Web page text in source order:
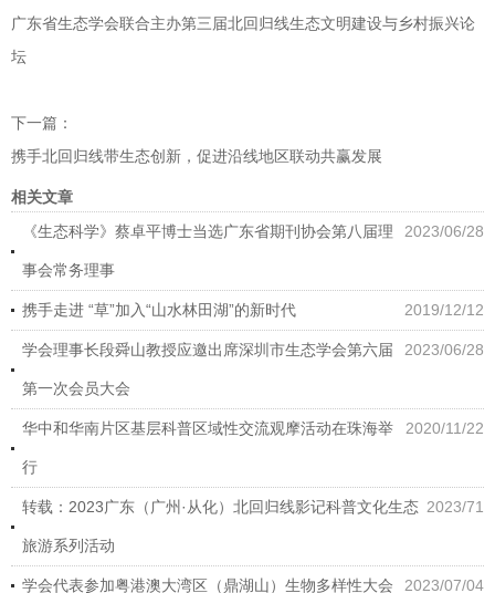
广东省生态学会联合主办第三届北回归线生态文明建设与乡村振兴论
坛
下一篇：
携手北回归线带生态创新，促进沿线地区联动共赢发展
相关文章
2023/06/28
《生态科学》蔡卓平博士当选广东省期刊协会第八届理
事会常务理事
2019/12/12
携手走进 “草”加入“山水林田湖”的新时代
2023/06/28
学会理事长段舜山教授应邀出席深圳市生态学会第六届
第一次会员大会
2020/11/22
华中和华南片区基层科普区域性交流观摩活动在珠海举
行
2023/71
转载：2023广东（广州·从化）北回归线影记科普文化生态
旅游系列活动
2023/07/04
学会代表参加粤港澳大湾区（鼎湖山）生物多样性大会